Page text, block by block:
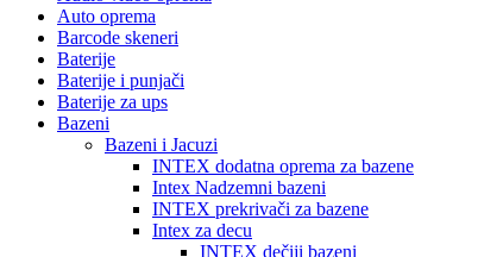
Auto oprema
Barcode skeneri
Baterije
Baterije i punjači
Baterije za ups
Bazeni
Bazeni i Jacuzi
INTEX dodatna oprema za bazene
Intex Nadzemni bazeni
INTEX prekrivači za bazene
Intex za decu
INTEX dečiji bazeni